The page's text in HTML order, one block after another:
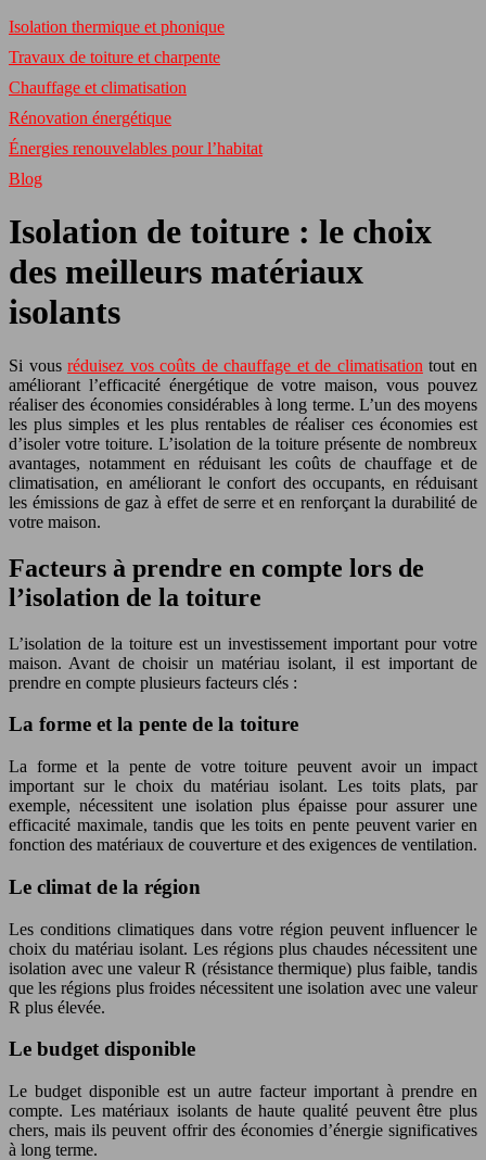
Isolation thermique et phonique
Travaux de toiture et charpente
Chauffage et climatisation
Rénovation énergétique
Énergies renouvelables pour l’habitat
Blog
Isolation de toiture : le choix
des meilleurs matériaux
isolants
Si vousréduisez vos coûts de chauffage et de climatisation tout en
améliorant l’efficacité énergétique de votre maison, vous pouvez
réaliser des économies considérables à long terme. L’un des moyens
les plus simples et les plus rentables de réaliser ces économies est
d’isoler votre toiture. L’isolation de la toiture présente de nombreux
avantages, notamment en réduisant les coûts de chauffage et de
climatisation, en améliorant le confort des occupants, en réduisant
les émissions de gaz à effet de serre et en renforçant la durabilité de
votre maison.
Facteurs à prendre en compte lors de
l’isolation de la toiture
L’isolation de la toiture est un investissement important pour votre
maison. Avant de choisir un matériau isolant, il est important de
prendre en compte plusieurs facteurs clés :
La forme et la pente de la toiture
La forme et la pente de votre toiture peuvent avoir un impact
important sur le choix du matériau isolant. Les toits plats, par
exemple, nécessitent une isolation plus épaisse pour assurer une
efficacité maximale, tandis que les toits en pente peuvent varier en
fonction des matériaux de couverture et des exigences de ventilation.
Le climat de la région
Les conditions climatiques dans votre région peuvent influencer le
choix du matériau isolant. Les régions plus chaudes nécessitent une
isolation avec une valeur R (résistance thermique) plus faible, tandis
que les régions plus froides nécessitent une isolation avec une valeur
R plus élevée.
Le budget disponible
Le budget disponible est un autre facteur important à prendre en
compte. Les matériaux isolants de haute qualité peuvent être plus
chers, mais ils peuvent offrir des économies d’énergie significatives
à long terme.